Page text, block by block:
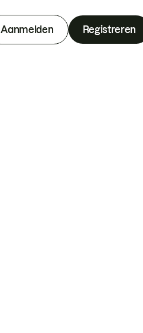
Aanmelden Registreren